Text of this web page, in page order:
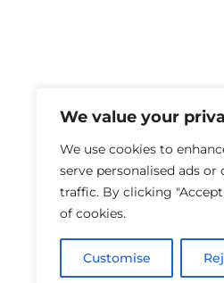
We value your
We use cookies to
serve personalised ads
traffic. By clicking
of cookies.
Customise